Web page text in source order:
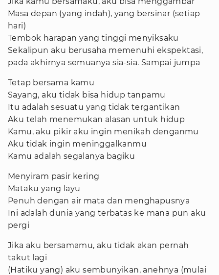
Masa depan (yang indah), yang bersinar (setiap
hari)
Tembok harapan yang tinggi menyiksaku
Sekalipun aku berusaha memenuhi ekspektasi,
pada akhirnya semuanya sia-sia. Sampai jumpa
Tetap bersama kamu
Sayang, aku tidak bisa hidup tanpamu
Itu adalah sesuatu yang tidak tergantikan
Aku telah menemukan alasan untuk hidup
Kamu, aku pikir aku ingin menikah denganmu
Aku tidak ingin meninggalkanmu
Kamu adalah segalanya bagiku
Menyiram pasir kering
Mataku yang layu
Penuh dengan air mata dan menghapusnya
Ini adalah dunia yang terbatas ke mana pun aku
pergi
Jika aku bersamamu, aku tidak akan pernah
takut lagi
(Hatiku yang) aku sembunyikan, anehnya (mulai